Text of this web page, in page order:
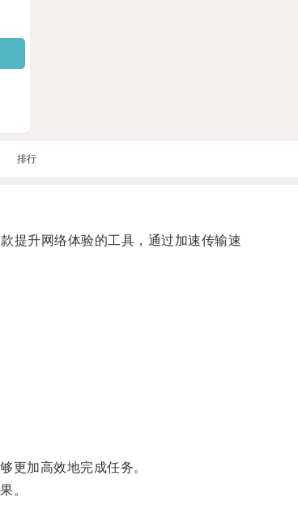
排行
提升网络体验的工具，通过加速传输速
加高效地完成任务。
。